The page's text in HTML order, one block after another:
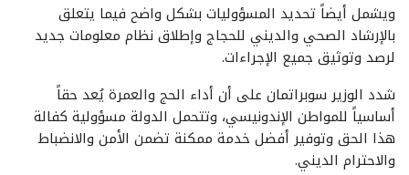
ويشمل أيضاً تحديد المسؤوليات بشكل واضح فيما يتعلق
بالإرشاد الصحي والديني للحجاج وإطلاق نظام معلومات جديد
لرصد وتوثيق جميع الإجراءات.
شدد الوزير سوبراتمان على أن أداء الحج والعمرة يُعد حقاً
أساسياً للمواطن الإندونيسي، وتتحمل الدولة مسؤولية كفالة
هذا الحق وتوفير أفضل خدمة ممكنة تضمن الأمن والانضباط
والاحترام الديني.